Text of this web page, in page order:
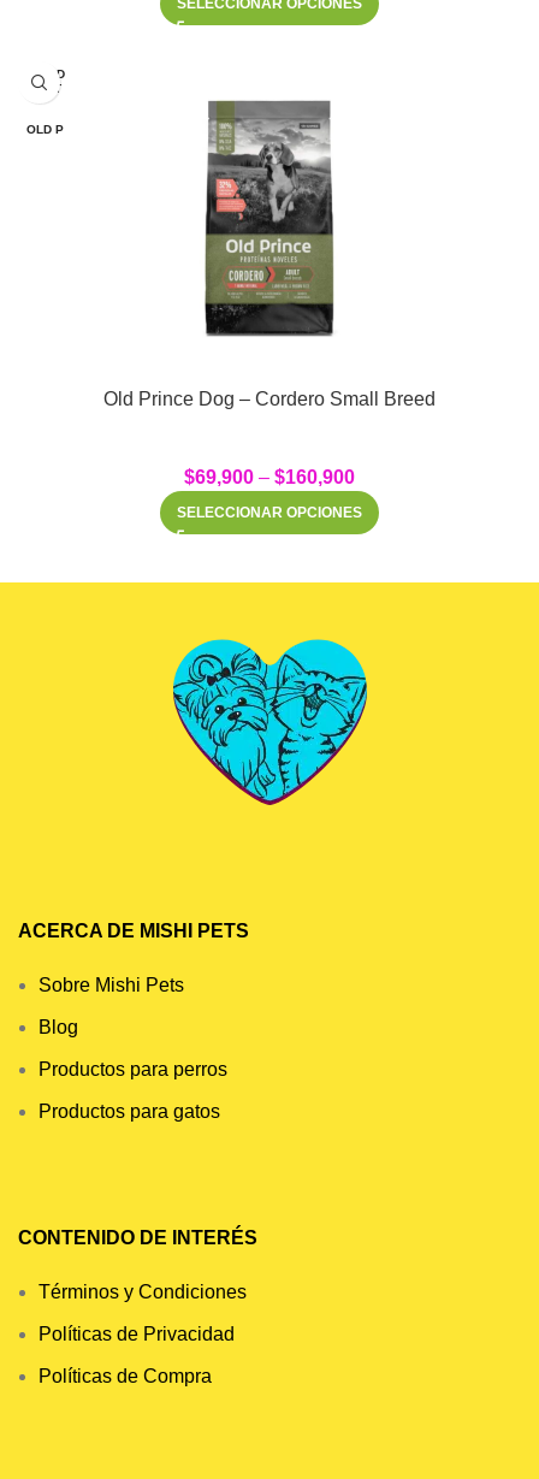
SELECCIONAR OPCIONES
SOLD
OUT
OLD P
Old Prince Dog – Cordero Small Breed
$69,900 – $160,900
SELECCIONAR OPCIONES
ACERCA DE MISHI PETS
Sobre Mishi Pets
Blog
Productos para perros
Productos para gatos
CONTENIDO DE INTERÉS
Términos y Condiciones
Políticas de Privacidad
Políticas de Compra